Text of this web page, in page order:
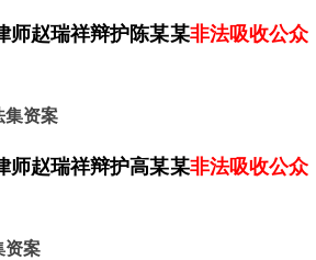
师赵瑞祥辩护陈某某非法吸收公众
集资案
师赵瑞祥辩护高某某非法吸收公众
资案